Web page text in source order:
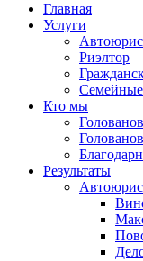
Главная
Услуги
Риэлтор
Семейные
Кто мы
Результаты